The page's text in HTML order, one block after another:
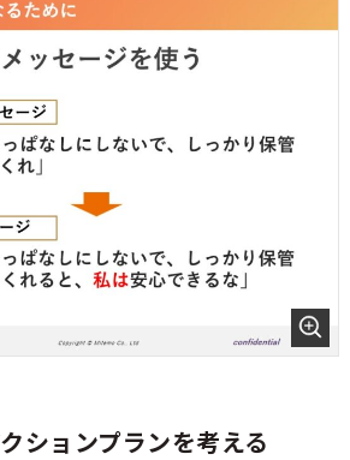
ションプランを考える​​​